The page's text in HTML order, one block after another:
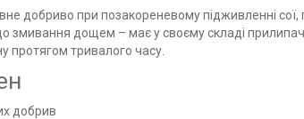
добриво при позакореневому підживленні
змивання дощем – має у своєму складі
протягом тривалого часу.
добрив